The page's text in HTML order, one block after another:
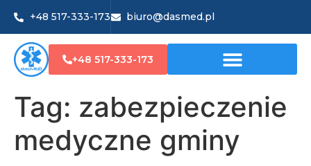
+48 517-333-173 biuro@dasmed.pl
+48 517-333-173
Tag: zabezpieczenie
medyczne gminy